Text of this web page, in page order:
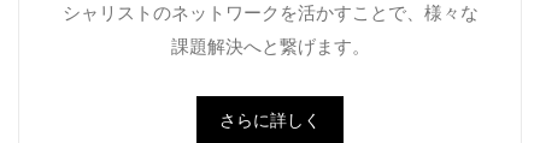
シャリストのネットワークを活かすことで、様々な
課題解決へと繋げます。
さらに詳しく